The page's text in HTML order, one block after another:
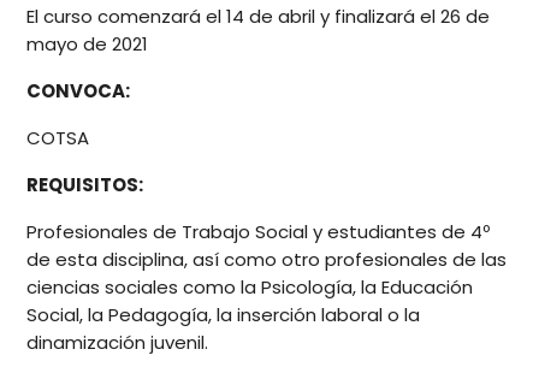
El curso comenzará el 14 de abril y finalizará el 26 de
mayo de 2021
CONVOCA:
COTSA
REQUISITOS:
Profesionales de Trabajo Social y estudiantes de 4º
de esta disciplina, así como otro profesionales de las
ciencias sociales como la Psicología, la Educación
Social, la Pedagogía, la inserción laboral o la
dinamización juvenil.